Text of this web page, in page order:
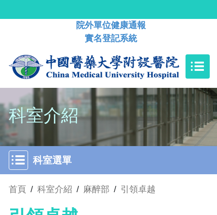
院外單位健康通報
實名登記系統
科室介紹
科室選單
首頁 / 科室介紹 / 麻醉部 / 引領卓越